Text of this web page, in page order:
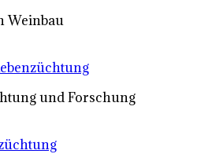
Weinbau
und Forschung